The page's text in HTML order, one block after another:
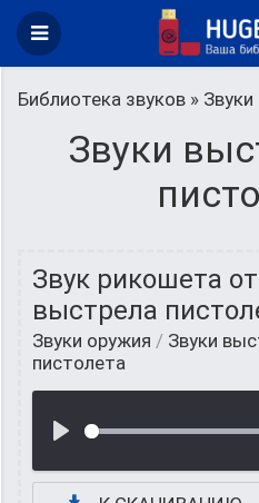
Библиотека звуков »
Звуки
Звук рикошета от
выстрела
Звуки оружия / Звуки
пистолета